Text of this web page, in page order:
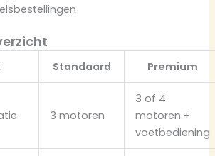
Standaard Premium
3 motoren
3 of 4
motoren +
voetbediening